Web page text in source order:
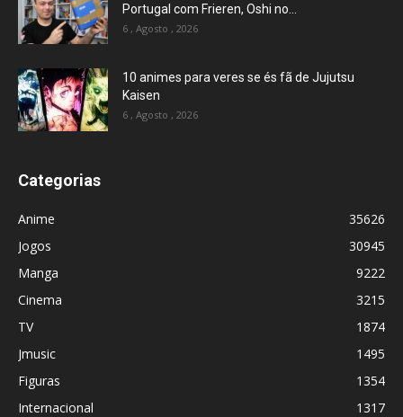
Portugal com Frieren, Oshi no...
6 , Agosto , 2026
10 animes para veres se és fã de Jujutsu
Kaisen
6 , Agosto , 2026
Categorias
Anime
35626
Jogos
30945
Manga
9222
Cinema
3215
TV
1874
Jmusic
1495
Figuras
1354
Internacional
1317